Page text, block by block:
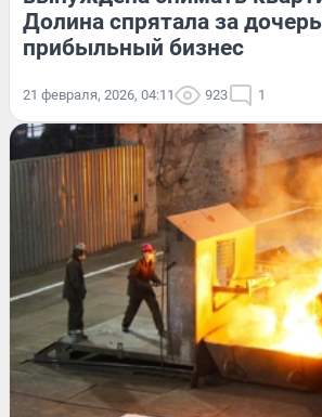
Долина спрятала за
прибыльный бизнес
21 февраля, 2026, 04:11 923 1